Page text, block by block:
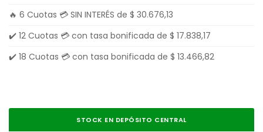
🔥 6 Cuotas 💳 SIN INTERÉS de $ 30.676,13
✔️ 12 Cuotas 💳 con tasa bonificada de $ 17.838,17
✔️ 18 Cuotas 💳 con tasa bonificada de $ 13.466,82
STOCK EN DEPÓSITO CENTRAL